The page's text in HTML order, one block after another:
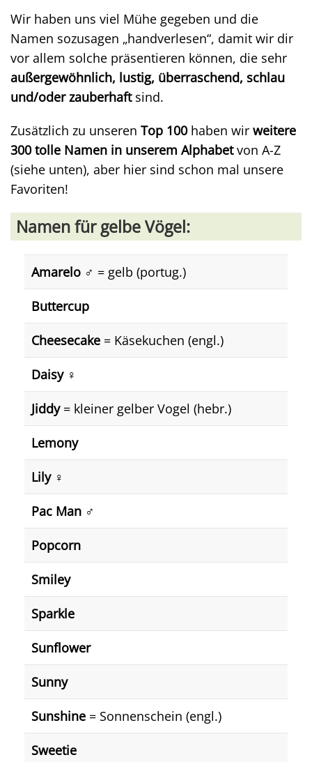
Wir haben uns viel Mühe gegeben und die
Namen sozusagen „handverlesen“, damit wir dir
vor allem solche präsentieren können, die sehr
außergewöhnlich, lustig, überraschend, schlau
und/oder zauberhaftsind.
Zusätzlich zu unseren Top 100haben wir weitere
300 tolle Namen in unserem Alphabetvon A-Z
(siehe unten), aber hier sind schon mal unsere
Favoriten!
Namen für gelbe Vögel:
Amarelo ♂️ = gelb (portug.)
Buttercup
Cheesecake = Käsekuchen (engl.)
Daisy ♀️
Jiddy= kleiner gelber Vogel (hebr.)
Lemony
Lily ♀️
Pac Man ♂️
Popcorn
Smiley
Sparkle
Sunflower
Sunny
Sunshine = Sonnenschein (engl.)
Sweetie